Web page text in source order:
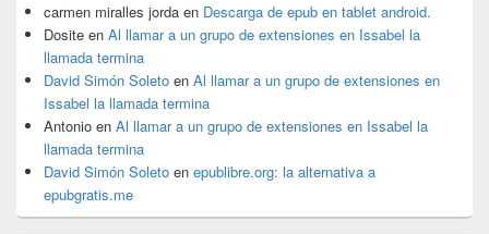
carmen miralles jorda en Descarga de epub en tablet android.
Dosite en Al llamar a un grupo de extensiones en Issabel la
llamada termina
David Simón Soleto en Al llamar a un grupo de extensiones en
Issabel la llamada termina
Antonio en Al llamar a un grupo de extensiones en Issabel la
llamada termina
David Simón Soleto en epublibre.org: la alternativa a
epubgratis.me